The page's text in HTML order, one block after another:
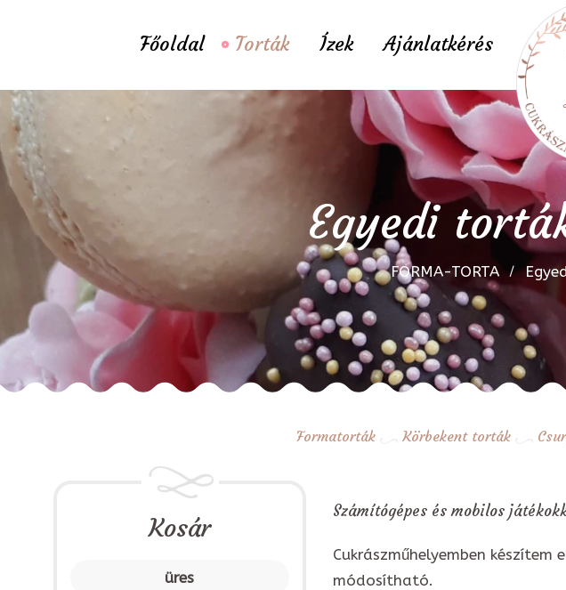
Főoldal Torták Ízek Ajánlatkérés
Egyedi
FORMA-TORTA
Formatorták Körbekent torták
Kosár
üres
Számítógépes és mobilos
Cukrászműhelyemben
módosítható.